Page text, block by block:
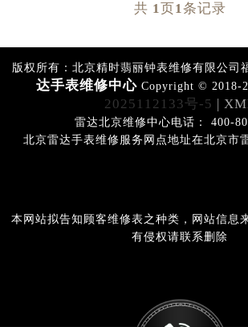
共 1 页 1条记录
版权所有：北京精时翡丽钟表维修有限公司
达手表维修中心 Copyright © 2018-
2025112133号-5 |
雷达北京维修中心电话： 400-
北京雷达手表维修服务网点地址在北京市
本网站拟告知顾客维修表之种类，网站信息
有侵权请联系删除